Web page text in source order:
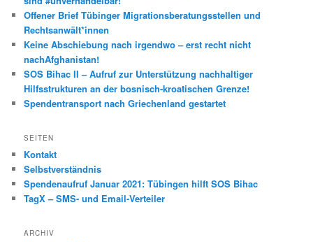
Offener Brief Tübinger Migrationsberatungsstellen und
Rechtsanwält*innen
Keine Abschiebung nach irgendwo – erst recht nicht
nachAfghanistan!
SOS Bihac II – Aufruf zur Unterstützung nachhaltiger
Hilfsstrukturen an der bosnisch-kroatischen Grenze!
Spendentransport nach Griechenland gestartet
SEITEN
Kontakt
Selbstverständnis
Spendenaufruf Januar 2021: Tübingen hilft SOS Bihac
TagX – SMS- und Email-Verteiler
ARCHIV